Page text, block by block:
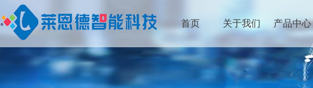
首页 关于我们 产品中心